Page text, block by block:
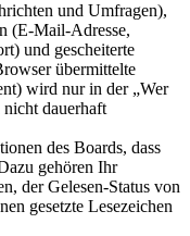
und Umfragen),
(E-Mail-Adresse,
und gescheiterte
übermittelte
wird nur in der „Wer
dauerhaft
des Boards, dass
gehören Ihr
der Gelesen-Status von
gesetzte Lesezeichen